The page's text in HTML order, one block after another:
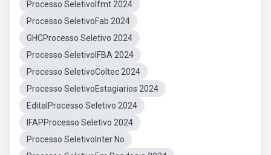
Processo SeletivoIfmt 2024
Processo SeletivoFab 2024
GHCProcesso Seletivo 2024
Processo SeletivoIFBA 2024
Processo SeletivoColtec 2024
Processo SeletivoEstagiarios 2024
EditalProcesso Seletivo 2024
IFAPProcesso Seletivo 2024
Processo SeletivoInter No